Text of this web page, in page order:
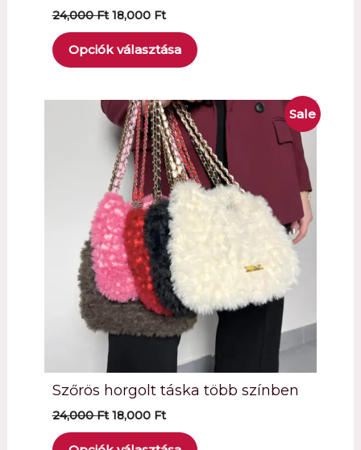
24,000Ft Original
price
was:
24,000 Ft.
18,000 FtCurrent
price
is:
18,000 Ft.
Opciók választása
Szőrös horgolt táska több színben
24,000Ft Original
was:
18,000 FtCurrent
is:
Sale
Product
on
sale